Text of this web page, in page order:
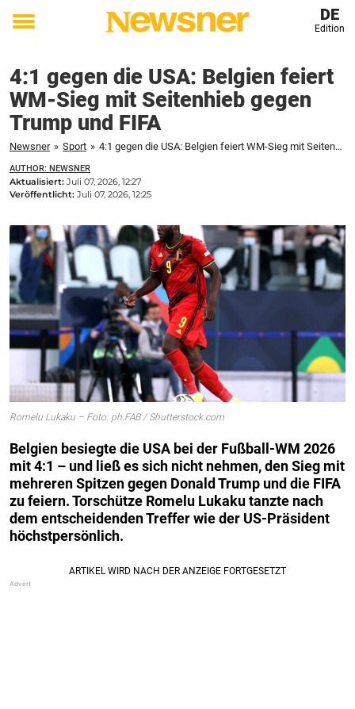
Toggle
DE
Edition
4:1 gegen die USA: Belgien feiert
WM-Sieg mit Seitenhieb gegen
Trump und FIFA
Newsner » Sport » 4:1 gegen die USA: Belgien feiert WM-Sieg mit Seitenhieb gegen Trump und FIFA
AUTHOR: NEWSNER
Aktualisiert: Juli 07, 2026, 12:27
Veröffentlicht: Juli 07, 2026, 12:25
Romelu Lukaku – Foto: ph.FAB / Shutterstock.com
Belgien besiegte die USA bei der Fußball-WM 2026
mit 4:1 – und ließ es sich nicht nehmen, den Sieg mit
mehreren Spitzen gegen Donald Trump und die FIFA
zu feiern. Torschütze Romelu Lukaku tanzte nach
dem entscheidenden Treffer wie der US-Präsident
höchstpersönlich.